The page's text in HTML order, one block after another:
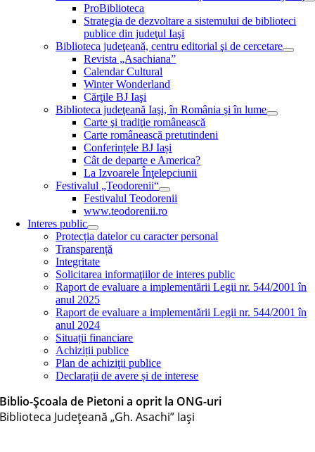
ProBiblioteca
Strategia de dezvoltare a sistemului de biblioteci
publice din judeţul Iaşi
Biblioteca judeţeană, centru editorial şi de cercetare
Revista „Asachiana”
Calendar Cultural
Winter Wonderland
Cărţile BJ Iaşi
Biblioteca judeţeană Iaşi, în România şi în lume
Carte şi tradiţie românească
Carte românească pretutindeni
Conferințele BJ Iași
Cât de departe e America?
La Izvoarele Înţelepciunii
Festivalul „Teodorenii“
Festivalul Teodorenii
www.teodorenii.ro
Interes public
Protecția datelor cu caracter personal
Transparență
Integritate
Solicitarea informaţiilor de interes public
Raport de evaluare a implementării Legii nr. 544/2001 în
anul 2025
Raport de evaluare a implementării Legii nr. 544/2001 în
anul 2024
Situații financiare
Achiziții publice
Plan de achiziţii publice
Declarații de avere și de interese
Biblio-Școala de Pietoni a oprit la ONG-uri
Biblioteca Judeţeană „Gh. Asachi” Iaşi